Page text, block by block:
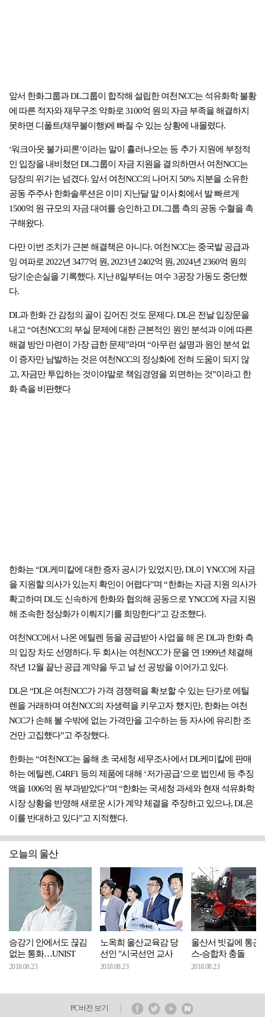
앞서 한화그룹과 DL그룹이 합작해 설립한 여천NCC는 석유화학 불황
에 따른 적자와 재무구조 악화로 3100억 원의 자금 부족을 해결하지
못하면 디폴트(채무불이행)에 빠질 수 있는 상황에 내몰렸다.
‘워크아웃 불가피론’이라는 말이 흘러나오는 등 추가 지원에 부정적
인 입장을 내비쳤던 DL그룹이 자금 지원을 결의하면서 여천NCC는
당장의 위기는 넘겼다. 앞서 여천NCC의 나머지 50% 지분을 소유한
공동 주주사 한화솔루션은 이미 지난달 말 이사회에서 발 빠르게
1500억 원 규모의 자금 대여를 승인하고 DL그룹 측의 공동 수혈을 촉
구해왔다.
다만 이번 조치가 근본 해결책은 아니다. 여천NCC는 중국발 공급과
잉 여파로 2022년 3477억 원, 2023년 2402억 원, 2024년 2360억 원의
당기순손실을 기록했다. 지난 8일부터는 여수 3공장 가동도 중단했
다.
DL과 한화 간 감정의 골이 깊어진 것도 문제다. DL은 전날 입장문을
내고 “여천NCC의 부실 문제에 대한 근본적인 원인 분석과 이에 따른
해결 방안 마련이 가장 급한 문제”라며 “아무런 설명과 원인 분석 없
이 증자만 남발하는 것은 여천NCC의 정상화에 전혀 도움이 되지 않
고, 자금만 투입하는 것이야말로 책임경영을 외면하는 것”이라고 한
화 측을 비판했다
한화는 “DL케미칼에 대한 증자 공시가 있었지만, DL이 YNCC에 자금
을 지원할 의사가 있는지 확인이 어렵다”며 “한화는 자금 지원 의사가
확고하며 DL도 신속하게 한화와 협의해 공동으로 YNCC에 자금 지원
해 조속한 정상화가 이뤄지기를 희망한다”고 강조했다.
여천NCC에서 나온 에틸렌 등을 공급받아 사업을 해 온 DL과 한화 측
의 입장 차도 선명하다. 두 회사는 여천NCC가 문을 연 1999년 체결해
작년 12월 끝난 공급 계약을 두고 날 선 공방을 이어가고 있다.
DL은 “DL은 여천NCC가 가격 경쟁력을 확보할 수 있는 단가로 에틸
렌을 거래하며 여천NCC의 자생력을 키우고자 했지만, 한화는 여천
NCC가 손해 볼 수밖에 없는 가격만을 고수하는 등 자사에 유리한 조
건만 고집했다”고 주장했다.
한화는 “여천NCC는 올해 초 국세청 세무조사에서 DL케미칼에 판매
하는 에틸렌, C4RF1 등의 제품에 대해 ‘저가공급’으로 법인세 등 추징
액을 1006억 원 부과받았다”며 “한화는 국세청 과세와 현재 석유화학
시장 상황을 반영해 새로운 시가 계약 체결을 주장하고 있으나, DL은
이를 반대하고 있다”고 지적했다.
오늘의 울산
승강기 안에서도 끊김
없는 통화…UNIST
2018.08.23
노옥희 울산교육감 당
선인 "시국선언 교사
2018.08.23
울산서 빗길에 통근
스-승합차 충돌
2018.08.23
PC버전 보기